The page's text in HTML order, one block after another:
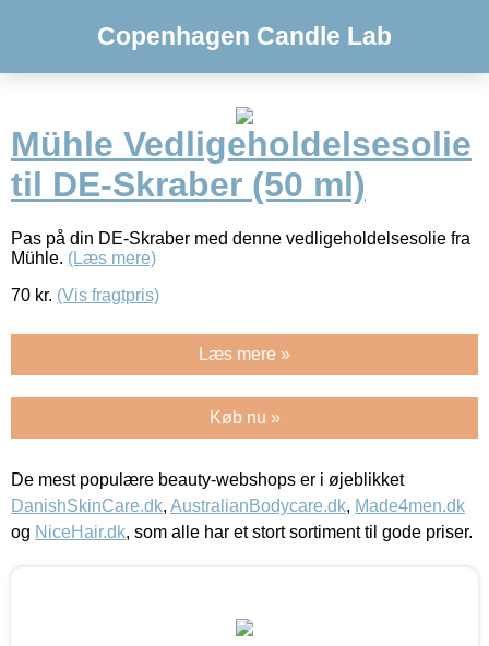
Copenhagen Candle Lab
Mühle Vedligeholdelsesolie
til DE-Skraber (50 ml)
Pas på din DE-Skraber med denne vedligeholdelsesolie fra
Mühle. (Læs mere)
70 kr. (Vis fragtpris)
Læs mere »
Køb nu »
De mest populære beauty-webshops er i øjeblikket
DanishSkinCare.dk, AustralianBodycare.dk, Made4men.dk
og NiceHair.dk, som alle har et stort sortiment til gode priser.